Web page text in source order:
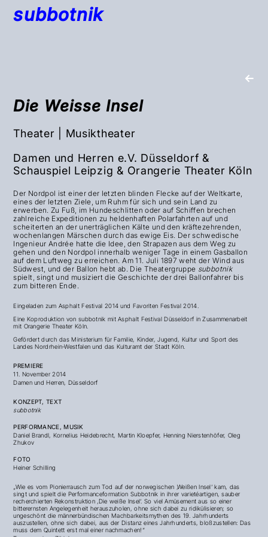
subbotnik
←
Die Weisse Insel
Theater | Musiktheater
Damen und Herren e.V. Düsseldorf &
Schauspiel Leipzig & Orangerie Theater Köln
Der Nordpol ist einer der letzten blinden Flecke auf der Weltkarte,
eines der letzten Ziele, um Ruhm für sich und sein Land zu
erwerben. Zu Fuß, im Hundeschlitten oder auf Schiffen brechen
zahlreiche Expeditionen zu heldenhaften Polarfahrten auf und
scheiterten an der unerträglichen Kälte und den kräftezehrenden,
wochenlangen Märschen durch das ewige Eis. Der schwedische
Ingenieur Andrée hatte die Idee, den Strapazen aus dem Weg zu
gehen und den Nordpol innerhalb weniger Tage in einem Gasballon
auf dem Luftweg zu erreichen. Am 11. Juli 1897 weht der Wind aus
Südwest, und der Ballon hebt ab. Die Theatergruppe subbotnik
spielt, singt und musiziert die Geschichte der drei Ballonfahrer bis
zum bitteren Ende.
Eingeladen zum Asphalt Festival 2014 und Favoriten Festival 2014.
Eine Koproduktion von subbotnik mit Asphalt Festival Düsseldorf in Zusammenarbeit
mit Orangerie Theater Köln.
Gefördert durch das Ministerium für Familie, Kinder, Jugend, Kultur und Sport des
Landes Nordrhein-Westfalen und das Kulturamt der Stadt Köln.
PREMIERE
11. November2014
Damen und Herren, Düsseldorf
KONZEPT, TEXT
subbotnik
PERFORMANCE, MUSIK
Daniel Brandl, Kornelius Heidebrecht, Martin Kloepfer, Henning Nierstenhöfer, Oleg
Zhukov
FOTO
Heiner Schilling
„Wie es vom Pionierrausch zum Tod auf der norwegischen ‚Weißen Insel‘ kam, das
singt und spielt die Performanceformation Subbotnik in ihrer varietéartigen, sauber
recherchierten Rekonstruktion ‚Die weiße Insel‘. So viel Amüsement aus so einer
bitterernsten Angelegenheit herauszuholen, ohne sich dabei zu ridikülisieren; so
ungeschönt die männerbündischen Machbarkeitsmythen des 19. Jahrhunderts
auszustellen, ohne sich dabei, aus der Distanz eines Jahrhunderts, bloßzustellen: Das
muss dem Quintett erst mal einer nachmachen!“